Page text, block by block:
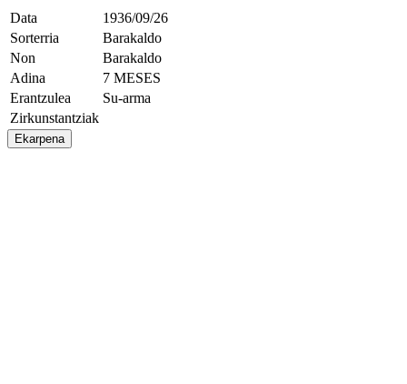
Data
1936/09/26
Sorterria
Barakaldo
Non
Barakaldo
Adina
7 MESES
Erantzulea
Su-arma
Zirkunstantziak